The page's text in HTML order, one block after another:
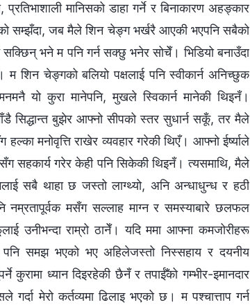
मानिसको डाहा गर्ने र बिनाकारण अहङ्कार
सम्झँदा, जब मैले शिन चेङ्ग भर्खरै आएकी भएपनि सबैको
भने म पनि गर्न सक्छु भनेर सोचेँ। भिडियो बनाउँदा
म शिन चेङ्गको बलियो पक्षलाई पनि स्वीकार्न अनिच्छुक
यो कुरा मानेपनि, मुखले स्विकार्न मानेकी थिइनँ।
सिद्धान्त बुझेर आफ्नो सीपको स्तर सुधार्न सकूँ, तर मैले
मनोवृत्ति राखेर व्यवहार गरेकी थिएँ। आफ्नो ईर्ष्याले
सहकार्य गरेर केही पनि सिकेकी थिइनँ। त्यसमाथि, मैले
सबै थाहा छ जस्तो लाग्थ्यो, अनि अन्धाधुन्ध र हठी
नम्रतापूर्वक मसँग सल्लाह माग्न र समस्याबारे छलफल
उनीभन्दा राम्रो ठानेँ। यदि ममा आफ्ना कमजोरीहरू
समझ भएको भए अहिलेजस्तो निस्सहाय र दयनीय
कुरामा ध्यान दिइरहेकी छैनँ र तपाईँको गम्भीर-इमानदार
मेरो कर्तव्यमा ढिलाइ भएको छ। म पश्चात्ताप गर्न